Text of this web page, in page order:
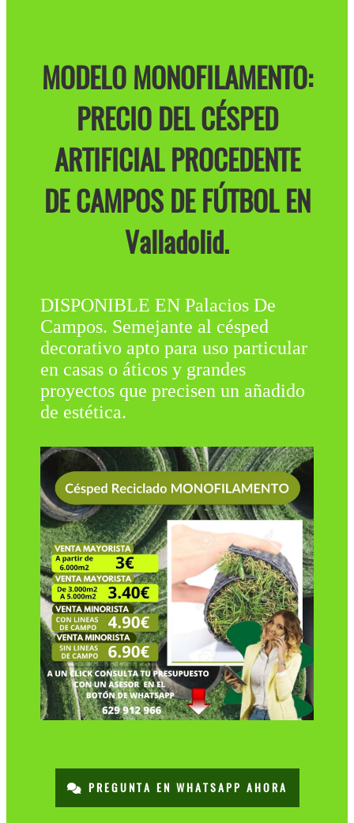
MODELO MONOFILAMENTO:
PRECIO DEL CÉSPED
ARTIFICIAL PROCEDENTE
DE CAMPOS DE FÚTBOL EN
Valladolid.
DISPONIBLE EN Palacios De
Campos. Semejante al césped
decorativo apto para uso particular
en casas o áticos y grandes
proyectos que precisen un añadido
de estética.
PREGUNTA EN WHATSAPP AHORA